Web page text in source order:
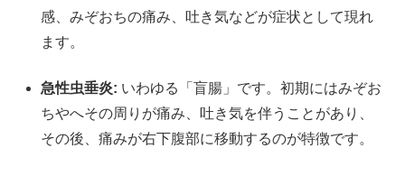
感、みぞおちの痛み、吐き気などが症状として現れ
ます。
急性虫垂炎: いわゆる「盲腸」です。初期にはみぞお
ちやへその周りが痛み、吐き気を伴うことがあり、
その後、痛みが右下腹部に移動するのが特徴です。